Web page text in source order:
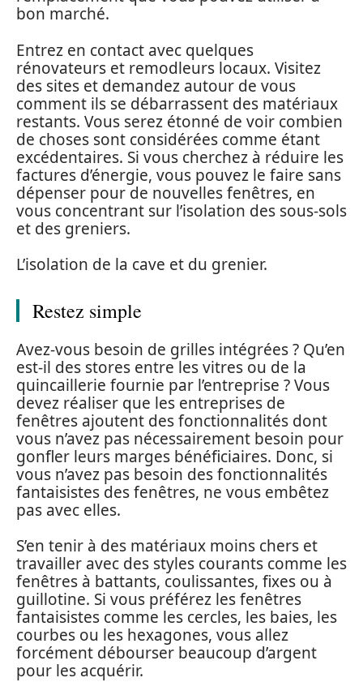
bon marché.
Entrez en contact avec quelques
rénovateurs et remodleurs locaux. Visitez
des sites et demandez autour de vous
comment ils se débarrassent des matériaux
restants. Vous serez étonné de voir combien
de choses sont considérées comme étant
excédentaires. Si vous cherchez à réduire les
factures d’énergie, vous pouvez le faire sans
dépenser pour de nouvelles fenêtres, en
vous concentrant sur l’isolation des sous-sols
et des greniers.
L’isolation de la cave et du grenier.
Restez simple
Avez-vous besoin de grilles intégrées ? Qu’en
est-il des stores entre les vitres ou de la
quincaillerie fournie par l’entreprise ? Vous
devez réaliser que les entreprises de
fenêtres ajoutent des fonctionnalités dont
vous n’avez pas nécessairement besoin pour
gonfler leurs marges bénéficiaires. Donc, si
vous n’avez pas besoin des fonctionnalités
fantaisistes des fenêtres, ne vous embêtez
pas avec elles.
S’en tenir à des matériaux moins chers et
travailler avec des styles courants comme les
fenêtres à battants, coulissantes, fixes ou à
guillotine. Si vous préférez les fenêtres
fantaisistes comme les cercles, les baies, les
courbes ou les hexagones, vous allez
forcément débourser beaucoup d’argent
pour les acquérir.